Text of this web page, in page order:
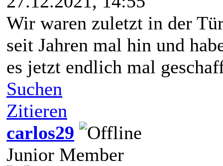
Wir waren zuletzt in der
seit Jahren mal hin und
es jetzt endlich mal
Suchen
Zitieren
carlos29
Junior Member